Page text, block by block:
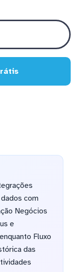
com
Negócios
e
Fluxo
das